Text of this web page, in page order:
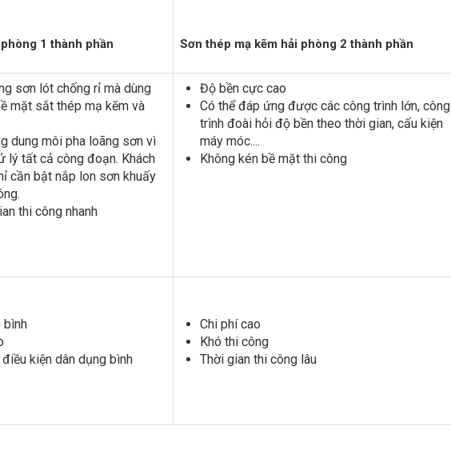
1 thành phần Sơn thép mạ kẽm hải phòng 2 thành phần
sơn lót chống rỉ mà dùng
mặt sắt thép mạ kẽm và
dung môi pha loãng sơn vì
lý tất cả công đoạn. Khách
cần bật nắp lon sơn khuấy
thi công nhanh
Độ bền cực cao
Có thể đáp ứng được các công trình lớn, công
trình đoài hỏi độ bền theo thời gian, cấu kiện
máy móc....
Không kén bề mặt thi công
bình
kiện dân dụng bình
Chi phí cao
Khó thi công
Thời gian thi công lâu